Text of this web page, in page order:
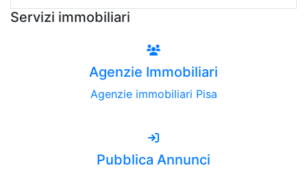
Servizi immobiliari
Agenzie Immobiliari
Agenzie immobiliari Pisa
Pubblica Annunci